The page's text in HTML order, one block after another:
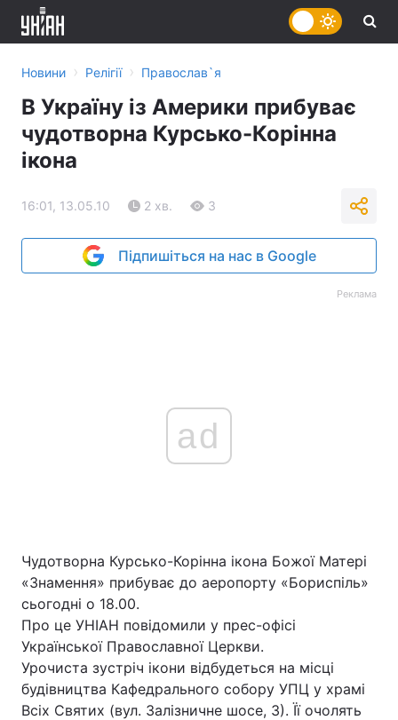
Новини › Релігії › Православ`я
В Україну із Америки прибуває
чудотворна Курсько-Корінна
ікона
16:01, 13.05.10 2 хв. 3
Підпишіться на нас в Google
Реклама
ad
Чудотворна Курсько-Корінна ікона Божої Матері
«Знамення» прибуває до аеропорту «Бориспіль»
сьогодні о 18.00.
Про це УНІАН повідомили у прес-офісі
Української Православної Церкви.
Урочиста зустріч ікони відбудеться на місці
будівництва Кафедрального собору УПЦ у храмі
Всіх Святих (вул. Залізничне шосе, 3). Її очолять